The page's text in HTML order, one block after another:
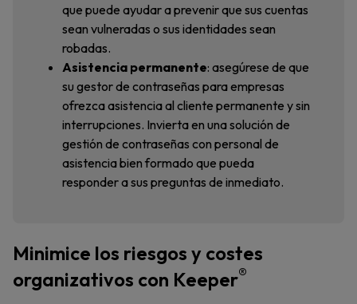
que puede ayudar a prevenir que sus cuentas
sean vulneradas o sus identidades sean
robadas.
Asistencia permanente: asegúrese de que
su gestor de contraseñas para empresas
ofrezca asistencia al cliente permanente y sin
interrupciones. Invierta en una solución de
gestión de contraseñas con personal de
asistencia bien formado que pueda
responder a sus preguntas de inmediato.
Minimice los riesgos y costes
organizativos con Keeper®